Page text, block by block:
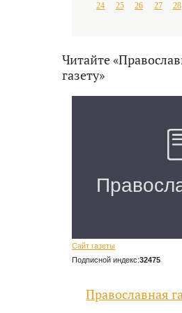
24
25 26 27 28
Читайте
газету»
Сайт газеты
Подписной индекс:32475
Православная